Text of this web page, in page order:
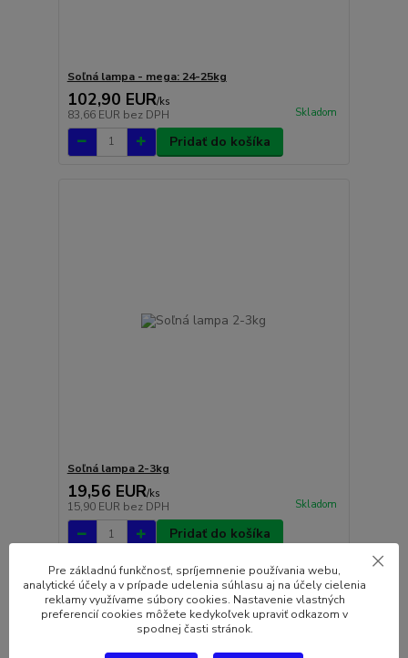
Soľná lampa - mega: 24-25kg
102,90 EUR/ks
83,66 EUR bez DPH Skladom
Pridať do košíka
Soľná lampa 2-3kg
19,56 EUR/ks
15,90 EUR bez DPH Skladom
Pridať do košíka
Pre základnú funkčnosť, spríjemnenie používania webu,
analytické účely a v prípade udelenia súhlasu aj na účely cielenia
reklamy využívame súbory cookies. Nastavenie vlastných
preferencií cookies môžete kedykoľvek upraviť odkazom v
spodnej časti stránok.